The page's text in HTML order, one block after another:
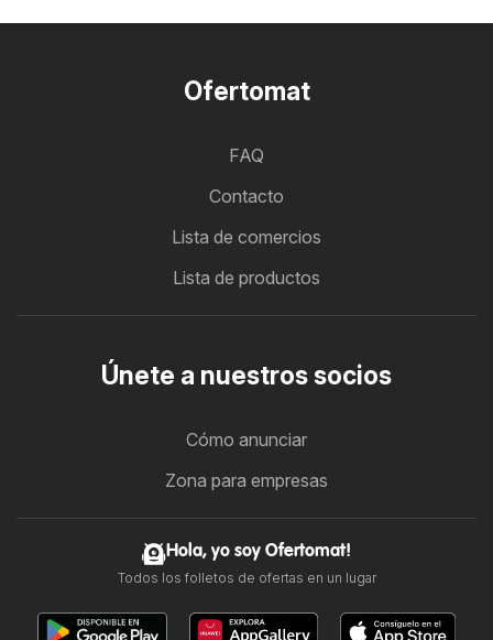
Ofertomat
FAQ
Contacto
Lista de comercios
Lista de productos
Únete a nuestros socios
Cómo anunciar
Zona para empresas
Hola, yo soy Ofertomat!
Todos los folletos de ofertas en un lugar